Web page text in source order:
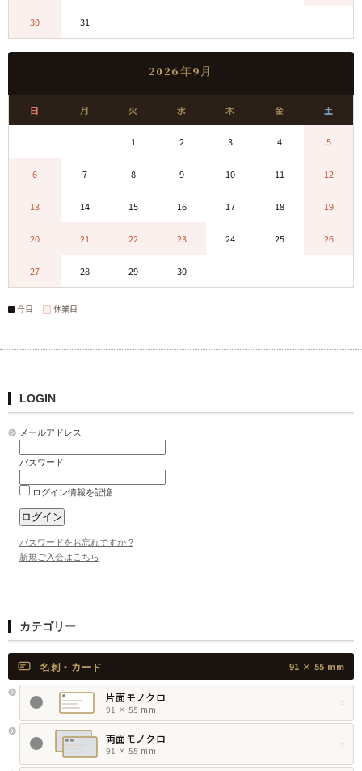
30 31
2026年9月
日 月 火 水 木 金 土
1 2 3 4 5
6 7 8 9 10 11 12
13 14 15 16 17 18 19
20 21 22 23 24 25 26
27 28 29 30
今日 休業日
LOGIN
メールアドレス
パスワード
ログイン情報を記憶
パスワードをお忘れですか ?
新規ご入会はこちら
カテゴリー
名刺・カード 91 × 55 mm
片面モノクロ
91 × 55 mm
›
両面モノクロ
91 × 55 mm
›